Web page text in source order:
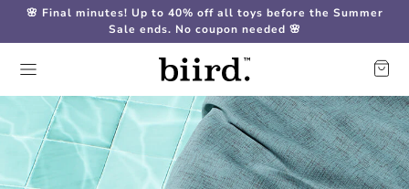
🌸 Final minutes! Up to 40% off all toys before the Summer
Sale ends. No coupon needed 🌸